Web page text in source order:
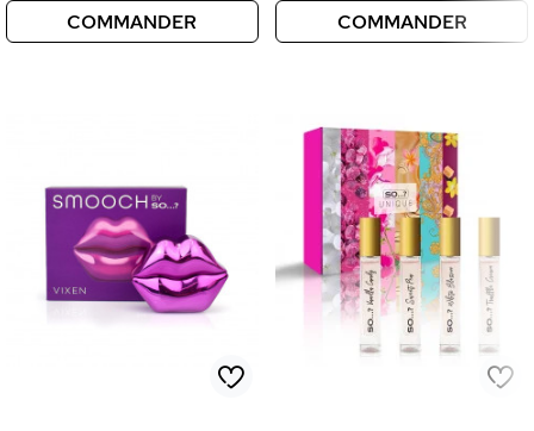
COMMANDER COMMANDER